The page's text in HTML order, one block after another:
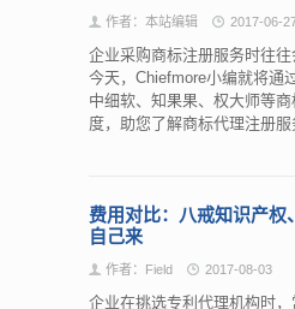
作者：本站编辑 2017-06-
企业采购商标注册服务时往往
今天，Chiefmore小编就将通
中细软、知果果、权大师等
度，助您了解商标代理注册
费用对比：八戒知识产权
自己来
作者：Field 2017-08-03
企业在挑选专利代理机构时